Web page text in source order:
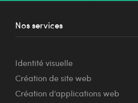
Nos services
Identité visuelle
Création de site web
Création d’applications web